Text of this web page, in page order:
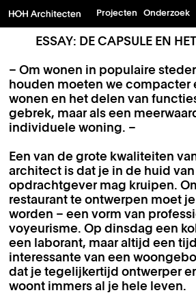
Projecten Onderzoek
ESSAY: DE CAPSULE EN
– Om wonen in populaire
houden moeten we compacter
wonen en het delen van
gebrek, maar als een
individuele woning. –
Een van de grote kwaliteiten
architect is dat je in de huid
opdrachtgever mag kruipen.
restaurant te ontwerpen moet
worden – een vorm van
voyeurisme. Op dinsdag een
een laborant, maar altijd een
interessante van een
dat je tegelijkertijd ontwerper
woont immers al je hele leven.